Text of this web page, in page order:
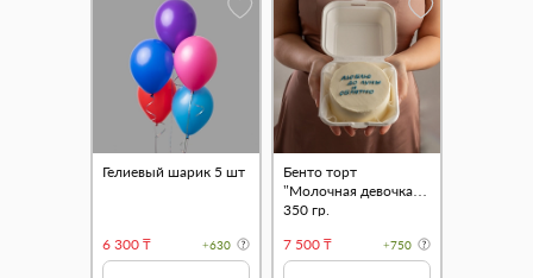
Гелиевый шарик 5 шт
6 300 ₸ +630
Бенто торт
"Молочная девочка"
350 гр.
7 500 ₸
+750